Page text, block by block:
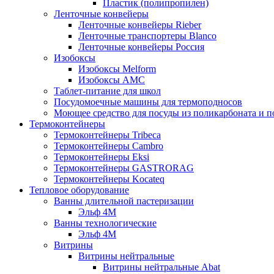
Пластик (полипропилен)
Ленточные конвейеры
Ленточные конвейеры Rieber
Ленточные транспортеры Blanco
Ленточные конвейеры Россия
Изобоксы
Изобоксы Melform
Изобоксы AMC
Таблет-питание для школ
Посудомоечные машины для термоподносов
Моющее средство для посуды из поликарбоната и
Термоконтейнеры
Термоконтейнеры Tribeca
Термоконтейнеры Cambro
Термоконтейнеры Eksi
Термоконтейнеры GASTRORAG
Термоконтейнеры Kocateq
Тепловое оборудование
Ванны длительной пастеризации
Эльф 4М
Ванны технологические
Эльф 4М
Витрины
Витрины нейтральные
Витрины нейтральные Abat